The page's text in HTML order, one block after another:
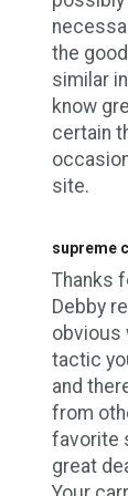
the
similar
know
certain
site.
supreme
Thanks
Debby
obvious
tactic
and
from
favorite
great